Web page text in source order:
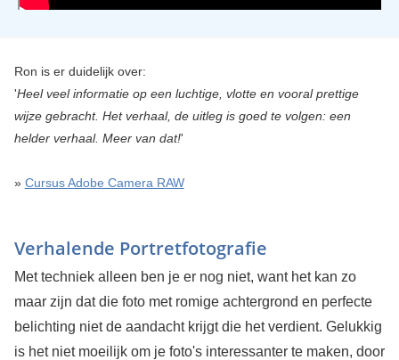
Ron is er duidelijk over:
'Heel veel informatie op een luchtige, vlotte en vooral prettige
wijze gebracht. Het verhaal, de uitleg is goed te volgen: een
helder verhaal. Meer van dat!'
» Cursus Adobe Camera RAW
Verhalende Portretfotografie
Met techniek alleen ben je er nog niet, want het kan zo
maar zijn dat die foto met romige achtergrond en perfecte
belichting niet de aandacht krijgt die het verdient. Gelukkig
is het niet moeilijk om je foto's interessanter te maken, door